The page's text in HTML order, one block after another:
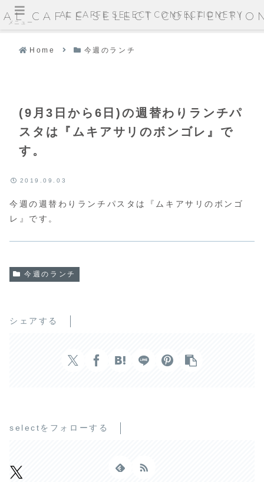
AL CAFFE SELECT
Home 今週のランチ
(9月3日から6日)の週替わりランチパ
スタは『ムキアサリのボンゴレ』で
す。
2019.09.03
今週の週替わりランチパスタは『ムキアサリのボンゴ
レ』です。
今週のランチ
シェアする
selectをフォローする
メニュー
AL CAFFE SELECT CONFECTIONERY